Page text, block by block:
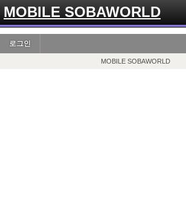
MOBILE SOBAWORLD
로그인
MOBILE SOBAWORLD